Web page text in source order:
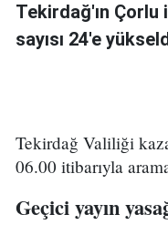
Tekirdağ'ın Çorlu
sayısı 24'e
Tekirdağ Valiliği
06.00 itibarıyla
Geçici yayın